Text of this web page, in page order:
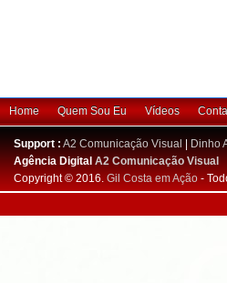
Home Quem Sou Eu Vídeos
Support : A2 Comunicação Visual
Dinho
Agência DigitalA2 Comunicação Visual
Copyright © 2016. Gil Costa em Ação -